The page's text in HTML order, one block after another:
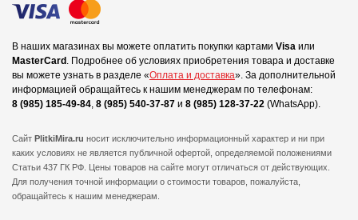
В наших магазинах вы можете оплатить покупки картами Visa или
MasterCard . Подробнее об условиях приобретения товара и доставке
вы можете узнать в разделе «Оплата и доставка». За дополнительной
информацией обращайтесь к нашим менеджерам по телефонам:
8 (985) 185-49-84, 8 (985) 540-37-87 и 8 (985) 128-37-22 (WhatsApp).
Сайт PlitkiMira.ru носит исключительно информационный характер и ни при
каких условиях не является публичной офертой, определяемой положениями
Статьи 437 ГК РФ. Цены товаров на сайте могут отличаться от действующих.
Для получения точной информации о стоимости товаров, пожалуйста,
обращайтесь к нашим менеджерам.